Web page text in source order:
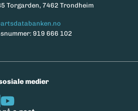
Torgarden, 7462 Trondheim
919 666 102
medier